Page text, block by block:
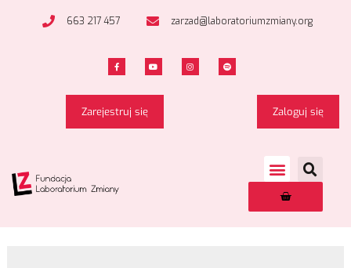
663 217 457 zarzad@laboratoriumzmiany.org
Zarejestruj się Zaloguj się